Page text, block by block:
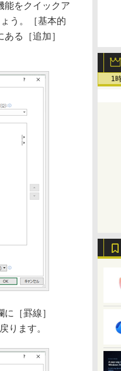
1
能をクイックア
う。［基本的
る［追加］
［罫線］
ります。